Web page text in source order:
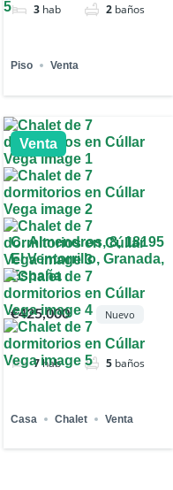
3 hab 2 baños
Piso Venta
Venta
C. Almendros, 8, 18195
El Ventorrillo, Granada,
España
€425,000 Nuevo
7hab 5 baños
Casa Chalet Venta